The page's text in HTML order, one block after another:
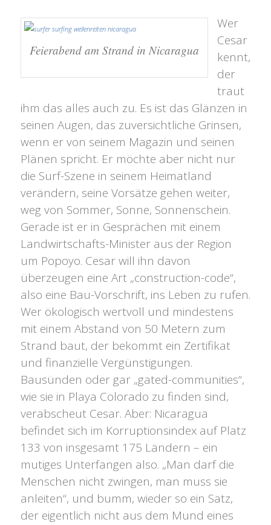
Feierabend am Strand in Nicaragua
Wer
Cesar
kennt,
der
traut
ihm das alles auch zu. Es ist das Glänzen in
seinen Augen, das zuversichtliche Grinsen,
wenn er von seinem Magazin und seinen
Plänen spricht. Er möchte aber nicht nur
die Surf-Szene in seinem Heimatland
verändern, seine Vorsätze gehen weiter,
weg von Sommer, Sonne, Sonnenschein.
Gerade ist er in Gesprächen mit einem
Landwirtschafts-Minister aus der Region
um Popoyo. Cesar will ihn davon
überzeugen eine Art „construction-code“,
also eine Bau-Vorschrift, ins Leben zu rufen.
Wer ökologisch wertvoll und mindestens
mit einem Abstand von 50 Metern zum
Strand baut, der bekommt ein Zertifikat
und finanzielle Vergünstigungen.
Bausünden oder gar „gated-communities“,
wie sie in Playa Colorado zu finden sind,
verabscheut Cesar. Aber: Nicaragua
befindet sich im Korruptionsindex auf Platz
133 von insgesamt 175 Ländern – ein
mutiges Unterfangen also. „Man darf die
Menschen nicht zwingen, man muss sie
anleiten“, und bumm, wieder so ein Satz,
der eigentlich nicht aus dem Mund eines